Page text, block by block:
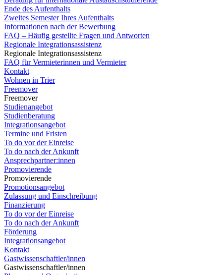
Ende des Aufenthalts
Zweites Semester Ihres Aufenthalts
Informationen nach der Bewerbung
FAQ – Häufig gestellte Fragen und Antworten
Regionale Integrationsassistenz
Regionale Integrationsassistenz
FAQ für Vermieterinnen und Vermieter
Kontakt
Wohnen in Trier
Freemover
Freemover
Studienangebot
Studienberatung
Integrationsangebot
Termine und Fristen
To do vor der Einreise
To do nach der Ankunft
Ansprechpartner:innen
Promovierende
Promovierende
Promotionsangebot
Zulassung und Einschreibung
Finanzierung
To do vor der Einreise
To do nach der Ankunft
Förderung
Integrationsangebot
Kontakt
Gastwissenschaftler/innen
Gastwissenschaftler/innen